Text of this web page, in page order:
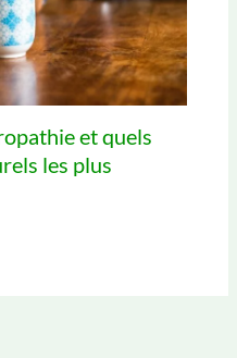
et quels
les plus